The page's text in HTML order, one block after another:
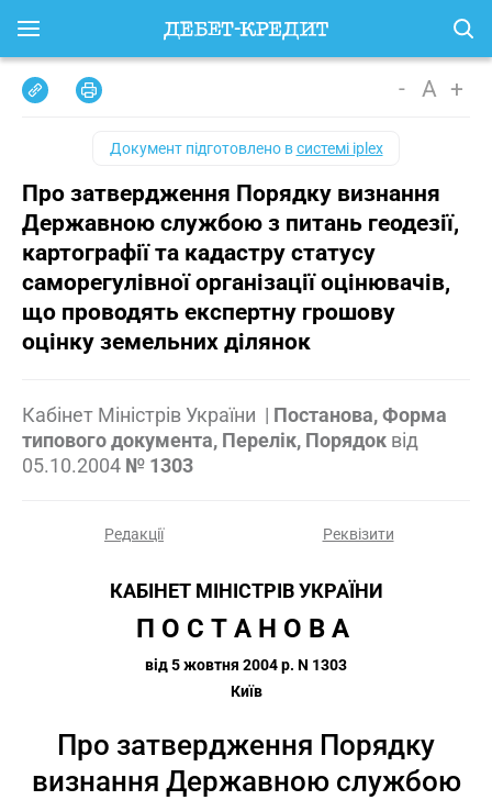
- A +
Документ підготовлено всистемі iplex
Про затвердження Порядку визнання
Державною службою з питань геодезії,
картографії та кадастру статусу
саморегулівної організації оцінювачів,
що проводять експертну грошову
оцінку земельних ділянок
Кабінет Міністрів України | Постанова, Форма
типового документа, Перелік, Порядок від
05.10.2004 № 1303
Редакції Реквізити
КАБІНЕТ МІНІСТРІВ УКРАЇНИ
П О С Т А Н О В А
від 5 жовтня 2004 р. N 1303
Київ
Про затвердження Порядку
визнання Державною службою